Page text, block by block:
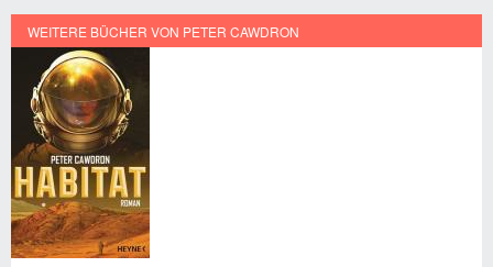
WEITERE BÜCHER VON PETER CAWDRON